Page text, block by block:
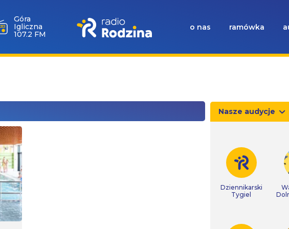
Góra
Igliczna
107.2 FM
o nas ramówka
Nasze audycje
Dziennikarski
Tygiel